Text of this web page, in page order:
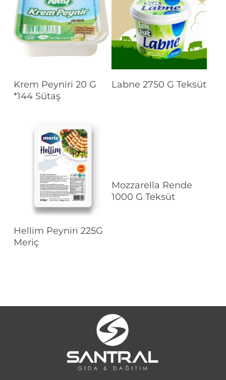
Devamını Oku
Krem Peyniri 20 G
*144 Sütaş
Devamını Oku
Labne 2750 G Teksüt
Devamını Oku
Hellim Peyniri 225G
Meriç
Devamını Oku
Mozzarella Rende
1000 G Teksüt